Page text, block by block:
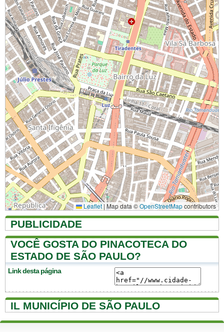
Leaflet |Map data ©OpenStreetMapcontributors
PUBLICIDADE
VOCÊ GOSTA DO PINACOTECA DO
ESTADO DE SÃO PAULO?
Link desta página
IL MUNICÍPIO DE SÃO PAULO